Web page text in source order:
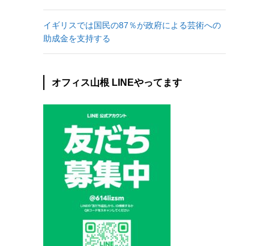
イギリスでは国民の87％が政府による芸術への
助成金を支持する
オフィス山根 LINEやってます